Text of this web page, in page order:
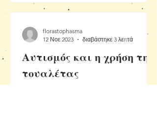
Αυτισμός και η χρήση της
τουαλέτας
florastophasma
12 Νοε 2023
διαβάστηκε 3 λεπτά